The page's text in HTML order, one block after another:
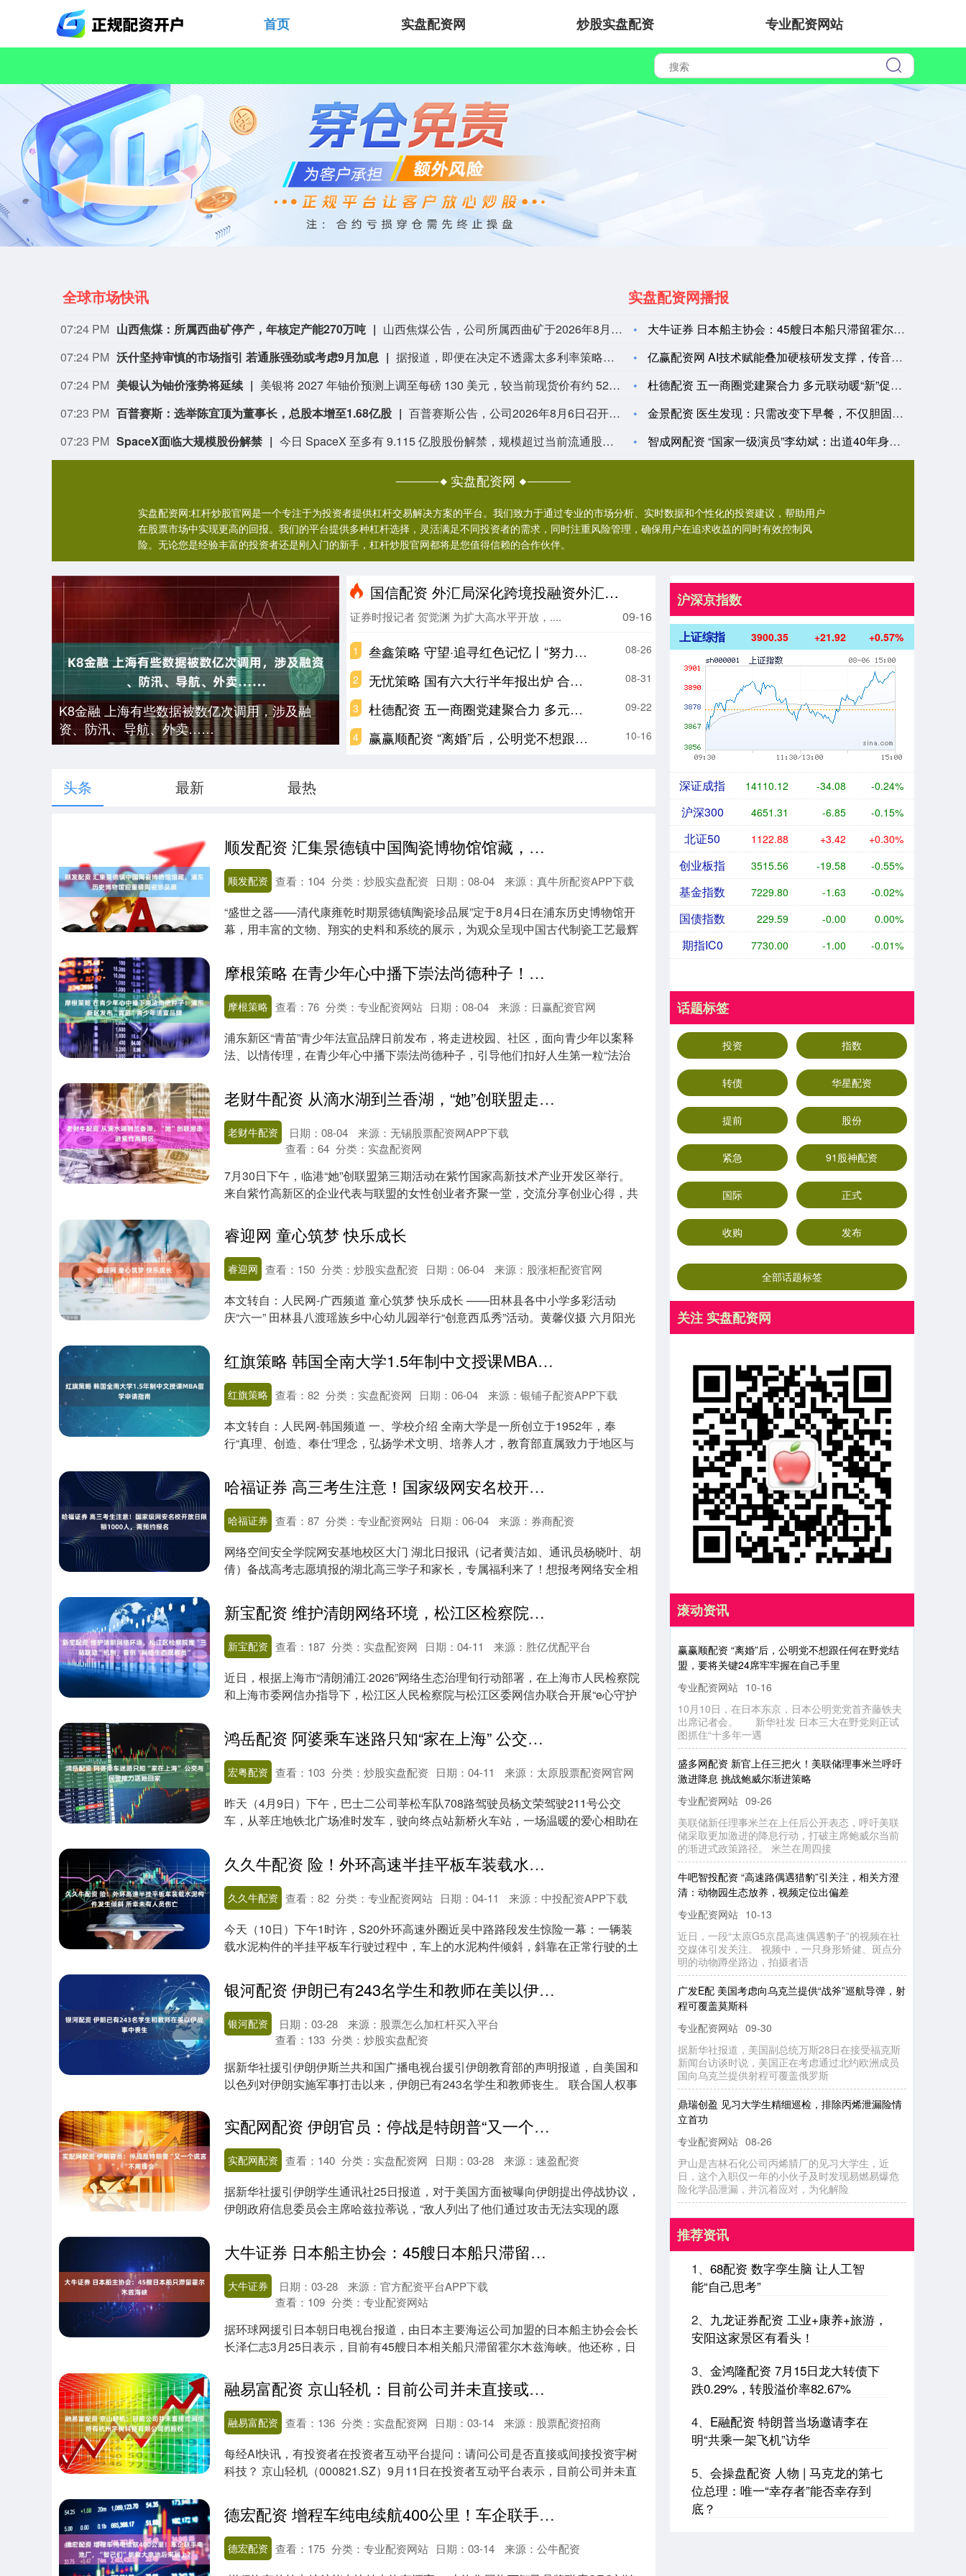
首页 实盘配资网 炒股实盘配资 专业配资网站
全球市场快讯
07:24 PM 山西焦煤：所属西曲矿停产，年核定产能270万吨
山西焦煤公告，公司所属西曲矿于2026年8月5日发生一起安全生产事故，造成一人遇难，目前西曲矿已经停产，相关政府部门正在进行事故调查认定。西曲矿年核定产能270万吨，占公司核定总产能的5.67%。本次停产对公司经营数据的具体影响以公司后续经审计的财务报告为准。
07:24 PM 沃什坚持审慎的市场指引 若通胀强劲或考虑9月加息
据报道，即便在决定不透露太多利率策略的细节，而引发国债被大幅抛售之后，美联储主席沃什仍坚持他一贯的简洁沟通风格。与沃什关系密切的人士表示，他承认在执掌全球最重要的央行的头10周里犯了一些错误，包括未能强化其关于价格稳定的关键信息，以及造成了人们对其改革美联储的长期计划是否会影响近期政策决定的困惑。但他们坚称，这些错误并不足以成为推翻沃什对美联储改革计划的理由。知情人士还透露，如果未来几周公布的通胀数据强劲，且市场对借贷成本上升的预期也随之升高，沃什准备在9月的会议上提高利率。知情人士补充说，尽管美联储主席提出了缩减央行6.7万亿美元资产负债表的可能性，以收紧货币政策，但利率目前仍是主要工具，如果需要，将在即将召开的会议上使用。
07:24 PM 美银认为铀价涨势将延续
美银将 2027 年铀价预测上调至每磅 130 美元，较当前现货价有约 52% 的上行空间。看多逻辑源于供应紧张、电力企业合约覆盖率下滑（48%，去年为 56%）以及核电投资持续增长。
07:23 PM 百普赛斯：选举陈宜顶为董事长，总股本增至1.68亿股
百普赛斯公告，公司2026年8月6日召开第三届董事会第一次会议，选举陈宜顶先生担任第三届董事会董事长；设立战略委员会、提名委员会、薪酬与考核委员会、审计委员会4个专门委员会；聘任陈宜顶先生为总经理，苗景赟先生、林涛先生、黄旭女士、陈霞敏女士、袁军先生、李晓丽女士为副总经理，林涛先生为董事会秘书、财务负责人，李鹏君先生为证券事务代表；因实施股权激励股份归属，总股本由1.67亿股增加至1.68亿股，注册资本由1.67亿元增加至1.68亿元；同意续聘容诚会计师事务所（特殊普通合伙）为2026年度财务报告和内部控制审计机构；提请于2026年8月24日召开2026年第三次临时股东会。
07:23 PM SpaceX面临大规模股份解禁 今日 SpaceX 至多有 9.115 亿股股份解禁，规模超过当前流通股本的 140%，加大短期股价波动风险。尽管营收超出预期，还意外实现人工智能业务盈利，但财报公布后该股仍下跌 12%。后续 8 月 12 日以及 20 天后还将迎来多轮解禁，到年底将有超 40 亿股转为可交易股份。即便市场仍关注其长期基本面，这也会形成潜在的抛压。
实盘配资网播报
大牛证券 日本船主协会：45艘日本船只滞留霍尔木兹海峡
亿赢配资网 AI技术赋能叠加硬核研发支撑，传音上榜中国企业5
杜德配资 五一商圈党建聚合力 多元联动暖“新”促发展
金景配资 医生发现：只需改变下早餐，不仅胆固醇下降了，各个指
智成网配资 “国家一级演员”李幼斌：出道40年身价千万，出门
实盘配资网
实盘配资网:杠杆炒股官网是一个专注于为投资者提供杠杆交易解决方案的平台。我们致力于通过专业的市场分析、实时数据和个性化的投资建议，帮助用户
在股票市场中实现更高的回报。我们的平台提供多种杠杆选择，灵活满足不同投资者的需求，同时注重风险管理，确保用户在追求收益的同时有效控制风
险。无论您是经验丰富的投资者还是刚入门的新手，杠杆炒股官网都将是您值得信赖的合作伙伴。
K8金融 上海有些数据被数亿次调用，涉及融
资、防汛、导航、外卖……
国信配资 外汇局深化跨境投融资外汇管理改革
09-16
证券时报记者 贺觉渊 为扩大高水平开放，....
1 叁鑫策略 守望·追寻红色记忆丨“努力把历史故事的史料补充完整” 08-26
2 无忧策略 国有六大行半年报出炉 合计赚6800亿元 日均净赚37.8亿元｜财报速递 08-31
3 杜德配资 五一商圈党建聚合力 多元联动暖“新”促发展 09-22
4 赢赢顺配资 “离婚”后，公明党不想跟任何在野党结盟，要将关键24席牢牢握在自己手里 10-16
头条 最新 最热
顺发配资 汇集景德镇中国陶瓷博物馆馆藏，浦东历史博物馆迎重磅陶瓷珍品展
顺发配资 日期：08-04 来源：真牛所配资APP下载
查看： 104 分类： 炒股实盘配资
“盛世之器——清代康雍乾时期景德镇陶瓷珍品展”定于8月4日在浦东历史博物馆开
幕，用丰富的文物、翔实的史料和系统的展示，为观众呈现中国古代制瓷工艺最辉
摩根策略 在青少年心中播下崇法尚德种子！浦东新区发布“青苗”青少年法宣品牌
摩根策略 日期：08-04 来源：日赢配资官网
查看： 76 分类： 专业配资网站
浦东新区“青苗”青少年法宣品牌日前发布，将走进校园、社区，面向青少年以案释
法、以情传理，在青少年心中播下崇法尚德种子，引导他们扣好人生第一粒“法治
老财牛配资 从滴水湖到兰香湖，“她”创联盟走进紫竹高新区
老财牛配资 日期：08-04
来源：无锡股票配资网APP下载
查看： 64 分类： 实盘配资网
7月30日下午，临港“她”创联盟第三期活动在紫竹国家高新技术产业开发区举行。
来自紫竹高新区的企业代表与联盟的女性创业者齐聚一堂，交流分享创业心得，共
睿迎网 童心筑梦 快乐成长
睿迎网 日期：06-04 来源：股涨柜配资官网
查看： 150 分类： 炒股实盘配资
本文转自：人民网-广西频道 童心筑梦 快乐成长 ——田林县各中小学多彩活动
庆“六一” 田林县八渡瑶族乡中心幼儿园举行“创意西瓜秀”活动。黄馨仪摄 六月阳光
红旗策略 韩国全南大学1.5年制中文授课MBA留学申请指南
红旗策略 日期：06-04 来源：银铺子配资APP下载
查看： 82 分类： 实盘配资网
本文转自：人民网-韩国频道 一、学校介绍 全南大学是一所创立于1952年，奉
行“真理、创造、奉仕”理念，弘扬学术文明、培养人才，教育部直属致力于地区与
哈福证券 高三考生注意！国家级网安名校开放日限额1000人，需预约报名
哈福证券 日期：06-04 来源：券商配资
查看： 87 分类： 专业配资网站
网络空间安全学院网安基地校区大门 湖北日报讯（记者黄洁如、通讯员杨晓叶、胡
倩）备战高考志愿填报的湖北高三学子和家长，专属福利来了！想报考网络安全相
新宝配资 维护清朗网络环境，松江区检察院推“三站联动”机制，首创“网络生态观察员”
新宝配资 日期：04-11 来源：胜亿优配平台
查看： 187 分类： 实盘配资网
近日，根据上海市“清朗浦江·2026”网络生态治理旬行动部署，在上海市人民检察院
和上海市委网信办指导下，松江区人民检察院与松江区委网信办联合开展“e心守护
鸿岳配资 阿婆乘车迷路只知“家在上海” 公交与民警接力送她回家
宏粤配资 日期：04-11 来源：太原股票配资网官网
查看： 103 分类： 炒股实盘配资
昨天（4月9日）下午，巴士二公司莘松车队708路驾驶员杨文荣驾驶211号公交
车，从莘庄地铁北广场准时发车，驶向终点站新桥火车站，一场温暖的爱心相助在
久久牛配资 险！外环高速半挂平板车装载水泥构件发生倾斜 所幸未有人员伤亡
久久牛配资 日期：04-11 来源：中投配资APP下载
查看： 82 分类： 专业配资网站
今天（10日）下午1时许，S20外环高速外圈近吴中路路段发生惊险一幕：一辆装
载水泥构件的半挂平板车行驶过程中，车上的水泥构件倾斜，斜靠在正常行驶的土
银河配资 伊朗已有243名学生和教师在美以伊战事中丧生
银河配资 日期：03-28
来源：股票怎么加杠杆买入平台
查看： 133 分类： 炒股实盘配资
据新华社援引伊朗伊斯兰共和国广播电视台援引伊朗教育部的声明报道，自美国和
以色列对伊朗实施军事打击以来，伊朗已有243名学生和教师丧生。 联合国人权事
实配网配资 伊朗官员：停战是特朗普“又一个谎言”，“不用理会”
实配网配资 日期：03-28 来源：速盈配资
查看： 140 分类： 实盘配资网
据新华社援引伊朗学生通讯社25日报道，对于美国方面被曝向伊朗提出停战协议，
伊朗政府信息委员会主席哈兹拉蒂说，“敌人列出了他们通过攻击无法实现的愿
大牛证券 日本船主协会：45艘日本船只滞留霍尔木兹海峡
大牛证券 日期：03-28
来源：官方配资平台APP下载
查看： 109 分类： 专业配资网站
据环球网援引日本朝日电视台报道，由日本主要海运公司加盟的日本船主协会会长
长泽仁志3月25日表示，目前有45艘日本相关船只滞留霍尔木兹海峡。他还称，日
融易富配资 京山轻机：目前公司并未直接或间接持有杭州宇树科技有限公司的股权
融易富配资 日期：03-14 来源：股票配资招商
查看： 136 分类： 实盘配资网
每经AI快讯，有投资者在投资者互动平台提问：请问公司是否直接或间接投资宇树
科技？ 京山轻机（000821.SZ）9月11日在投资者互动平台表示，目前公司并未直
德宏配资 增程车纯电续航400公里！车企联手电池厂，“智己们”能靠大电池后来居上？
德宏配资 日期：03-14 来源：公牛配资
查看： 175 分类： 专业配资网站
沪深京指数
上证综指 3900.35 +21.92 +0.57%
深证成指 14110.12 -34.08 -0.24%
沪深300 4651.31 -6.85 -0.15%
北证50 1122.88 +3.42 +0.30%
创业板指 3515.56 -19.58 -0.55%
基金指数 7229.80 -1.63 -0.02%
国债指数 229.59 -0.00 0.00%
期指IC0 7730.00 -1.00 -0.01%
话题标签
投资 指数
转债 华星配资
提前 股份
紧急 91股神配资
国际 正式
收购 发布
全部话题标签
关注 实盘配资网
滚动资讯
赢赢顺配资 “离婚”后，公明党不想跟任何在野党结盟，要将关键24席牢牢握在自己手里
专业配资网站 10-16
10月10日，在日本东京，日本公明党党首齐藤铁夫
出席记者会。 新华社发 日本三大在野党则正试
图抓住“十多年一遇
盛多网配资 新官上任三把火！美联储理事米兰呼吁激进降息 挑战鲍威尔渐进策略
专业配资网站 09-26
美联储新任理事米兰在上任后公开表态，呼吁美联
储采取更加激进的降息行动，打破主席鲍威尔当前
的渐进式政策路径。 米兰在周四接
牛吧智投配资 “高速路偶遇猎豹”引关注，相关方澄清：动物园生态放养，视频定位出偏差
专业配资网站 10-13
近日，一段“太原G5京昆高速偶遇豹子”的视频在社
交媒体引发关注。 视频中，一只身形矫健、斑点分
明的动物蹲坐路边，拍摄者语
广发E配 美国考虑向乌克兰提供“战斧”巡航导弹，射程可覆盖莫斯科
专业配资网站 09-30
据新华社报道，美国副总统万斯28日在接受福克斯
新闻台访谈时说，美国正在考虑通过北约欧洲成员
国向乌克兰提供射程可覆盖俄罗斯
鼎瑞创盈 见习大学生精细巡检，排除丙烯泄漏险情立首功
专业配资网站 08-26
尹山是吉林石化公司丙烯腈厂的见习大学生，近
日，这个入职仅一年的小伙子及时发现易燃易爆危
险化学品泄漏，并沉着应对，为化解险
推荐资讯
1、 68配资 数字孪生脑 让人工智
能“自己思考”
2、 九龙证券配资 工业+康养+旅游，
安阳这家景区有看头！
3、 金鸿隆配资 7月15日龙大转债下
跌0.29%，转股溢价率82.67%
4、 E融配资 特朗普当场邀请李在
明“共乘一架飞机”访华
5、 会操盘配资 人物 | 马克龙的第七
位总理：唯一“幸存者”能否幸存到
底？